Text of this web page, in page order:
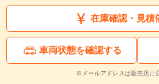
在庫確認・見積
車両状態を確認する
※メールアドレスは販売店に
入力途中の情報を保